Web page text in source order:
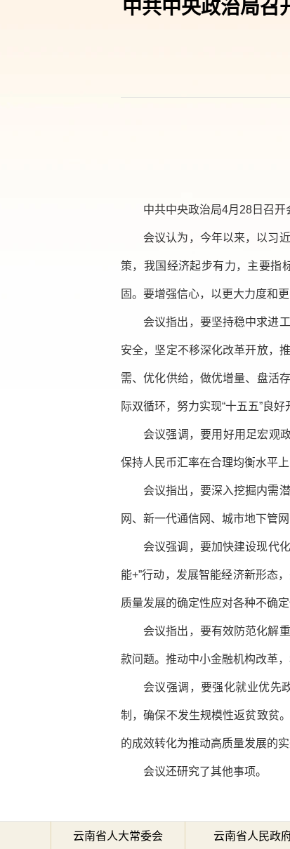
中共中央政治局召
中共中央政治局4月28日召开
会议认为，今年以来，以习
策，我国经济起步有力，主要指
固。要增强信心，以更大力度和
会议指出，要坚持稳中求进
安全，坚定不移深化改革开放，
需、优化供给，做优增量、盘活
际双循环，努力实现“十五五”良好
会议强调，要用好用足宏观
保持人民币汇率在合理均衡水平
会议指出，要深入挖掘内需
网、新一代通信网、城市地下管
会议强调，要加快建设现代
能+”行动，发展智能经济新形态
质量发展的确定性应对各种不确定
会议指出，要有效防范化解
款问题。推动中小金融机构改革
会议强调，要强化就业优先
制，确保不发生规模性返贫致贫
的成效转化为推动高质量发展的实
会议还研究了其他事项。
云南省人大常委会 云南省人民政